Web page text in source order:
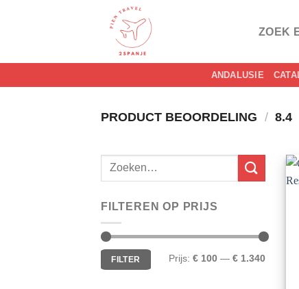
ZOEK
ANDALUSIE
PRODUCT BEOORDELING / 8.4
FILTEREN OP PRIJS
Min.
prijs
Max.
prijsFILTER Prijs: € 100 — € 1.340